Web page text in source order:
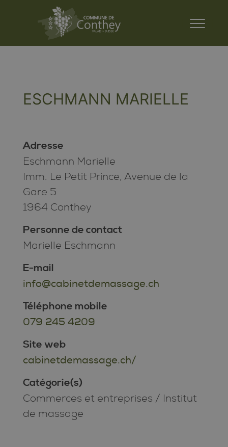
ESCHMANN MARIELLE
Adresse
Eschmann Marielle
Imm. Le Petit Prince, Avenue de la
Gare 5
1964 Conthey
Personne de contact
Marielle Eschmann
E-mail
info@cabinetdemassage.ch
Téléphone mobile
079 245 4209
Site web
cabinetdemassage.ch/
Catégorie(s)
Commerces et entreprises / Institut
de massage